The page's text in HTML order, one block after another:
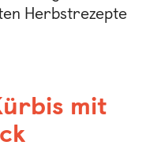
Herbstrezepte
mit